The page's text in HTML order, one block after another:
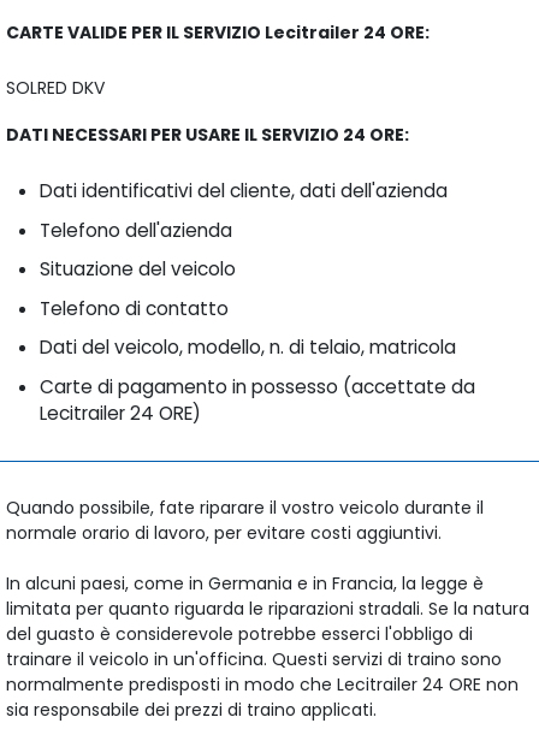
CARTE VALIDE PER IL SERVIZIO Lecitrailer 24 ORE:
SOLRED DKV
DATI NECESSARI PER USARE IL SERVIZIO 24 ORE:
Dati identificativi del cliente, dati dell'azienda
Telefono dell'azienda
Situazione del veicolo
Telefono di contatto
Dati del veicolo, modello, n. di telaio, matricola
Carte di pagamento in possesso (accettate da
Lecitrailer 24 ORE)
Quando possibile, fate riparare il vostro veicolo durante il
normale orario di lavoro, per evitare costi aggiuntivi.
In alcuni paesi, come in Germania e in Francia, la legge è
limitata per quanto riguarda le riparazioni stradali. Se la natura
del guasto è considerevole potrebbe esserci l'obbligo di
trainare il veicolo in un'officina. Questi servizi di traino sono
normalmente predisposti in modo che Lecitrailer 24 ORE non
sia responsabile dei prezzi di traino applicati.